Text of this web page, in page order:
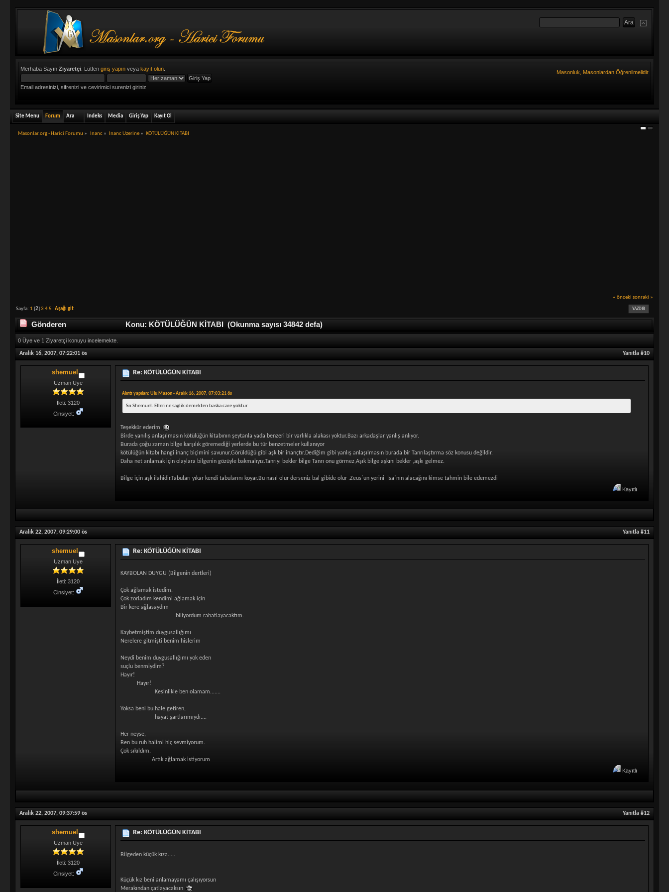
Merhaba SayınZiyaretçi . Lütfengiriş yapın veyakayıt olun
Email adresinizi, sifrenizi ve cevirimici surenizi giriniz
Masonluk, Masonlardan Öğrenilmelidir
Site Menu Forum Ara Indeks Media Giriş Yap Kayıt Ol
Masonlar.org - Harici Forumu » Inanc» Inanc Uzerine » KÖTÜLÜĞÜN KİTABI
« önceki sonraki »
YAZDIR
Sayfa: 1 [2]3 4 5 Aşağı git
Gönderen Konu: KÖTÜLÜĞÜN KİTABI (Okunma sayısı 34842 defa)
0 Üye ve 1 Ziyaretçi konuyu incelemekte.
Aralık 16, 2007, 07:22:01 ös Yanıtla #10
shemuel
Uzman Uye
İleti: 3120
Cinsiyet:
Re: KÖTÜLÜĞÜN KİTABI
Alıntı yapılan: Ulu Mason - Aralık 16, 2007, 07:03:21 ös
Sn Shemuel. Ellerine saglik demekten baska care yoktur
Teşekkür ederim
Birde yanılış anlaşılmasın kötülüğün kitabının şeytanla yada benzeri bir varlıkla alakası yoktur.Bazı arkadaşlar yanlış anlıyor.
Burada çoğu zaman bilge karşılık göremediği yerlerde bu tür benzetmeler kullanıyor
kötülüğün kitabı hangi inanç biçimini savunur,Görüldüğü gibi aşk bir inançtır.Dediğim gibi yanlış anlaşılmasın burada bir Tanrılaştırma söz konusu değildir.
Daha net anlamak için olaylara bilgenin gözüyle bakmalıyız.Tanrıyı bekler bilge Tanrı onu görmez,Aşık bilge aşkını bekler ,aşkı gelmez.
Bilge için aşk ilahidir.Tabuları yıkar kendi tabularını koyar.Bu nasıl olur derseniz bal gibide olur .Zeus`un yerini İsa`nın alacağını kimse tahmin bile edemezdi
Kayıtlı
Aralık 22, 2007, 09:29:00 ös Yanıtla #11
shemuel
Uzman Uye
İleti: 3120
Cinsiyet:
Re: KÖTÜLÜĞÜN KİTABI
KAYBOLAN DUYGU (Bilgenin dertleri)
Çok ağlamak istedim.
Çok zorladım kendimi ağlamak için
Bir kere ağlasaydım
biliyordum rahatlayacaktım.
Kaybetmiştim duygusallığımı
Nerelere gitmişti benim hislerim
Neydi benim duygusallığımı yok eden
suçlu benmiydim?
Hayır!
Hayır!
Kesinlikle ben olamam.......
Yoksa beni bu hale getiren,
hayat şartlarımıydı....
Her neyse,
Ben bu ruh halimi hiç sevmiyorum.
Çok sıkıldım.
Artık ağlamak istiyorum
Kayıtlı
Aralık 22, 2007, 09:37:59 ös Yanıtla #12
shemuel
Uzman Uye
İleti: 3120
Cinsiyet:
Re: KÖTÜLÜĞÜN KİTABI
Bilgeden küçük kıza.....
Küçük kız beni anlamayamı çalışıyorsun
Merakından çatlayacaksın